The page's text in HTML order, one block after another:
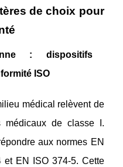
de choix pour
: dispositifs
ISO
médical relèvent de
médicaux de classe I.
aux normes EN
et EN ISO 374-5. Cette